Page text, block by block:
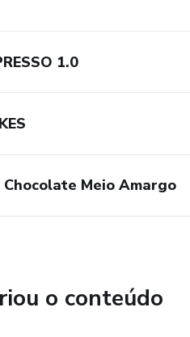
1.0
Chocolate Meio Amargo
o conteúdo